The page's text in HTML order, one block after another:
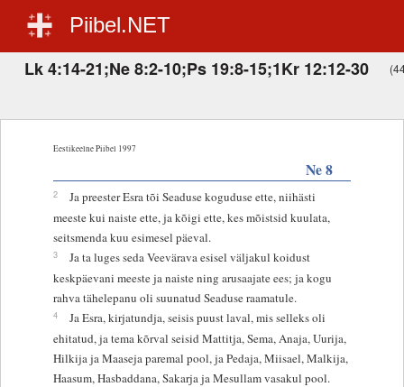
Piibel.NET
Lk 4:14-21;Ne 8:2-10;Ps 19:8-15;1Kr 12:12-30
Eestikeelne Piibel 1997
Ne 8
2
Ja preester Esra tõi Seaduse koguduse ette, niihästi
meeste kui naiste ette, ja kõigi ette, kes mõistsid kuulata,
seitsmenda kuu esimesel päeval.
3
Ja ta luges seda Veevärava esisel väljakul koidust
keskpäevani meeste ja naiste ning arusaajate ees; ja kogu
rahva tähelepanu oli suunatud Seaduse raamatule.
4
Ja Esra, kirjatundja, seisis puust laval, mis selleks oli
ehitatud, ja tema kõrval seisid Mattitja, Sema, Anaja, Uurija,
Hilkija ja Maaseja paremal pool, ja Pedaja, Miisael, Malkija,
Haasum, Hasbaddana, Sakarja ja Mesullam vasakul pool.